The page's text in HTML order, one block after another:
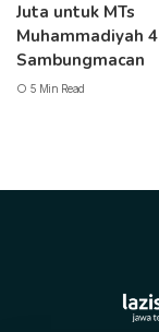
Juta untuk MTs
Muhammadiyah 4
Sambungmacan
5 Min Read